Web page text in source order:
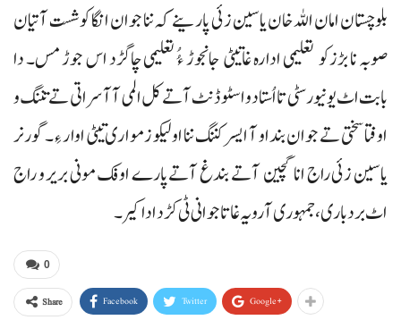
بلوچستان امان اللہ خان یاسین زئی پارینے کہ ننا جوان انگا کوشست آتیان
صوبہ نا بڑزکو تعلیمی ادارہ غاتیٹی جانجوڑ ءُُ تعلیمی چاگڑد اس جوڑ مس۔ دا
بابت اٹ یونیورسٹی تا اُستاد و اسٹوڈنٹ آتے کل المی آ آسراتی تے تننگ و
اوفتا سختی تے جوان بنداو آ ایسر کننگ ننا اولیکو زمواری تیٹی اوار ءِ۔ گورنر
یاسین زئی راج انا گچین آتے بندغ آتے پارے اوفک مونی بریر و راج
اٹ بردباری، جمہوری آ رویہ غاتا جوانی ٹی کڑد ادا کیر۔
0
Share Facebook Twitter Google+